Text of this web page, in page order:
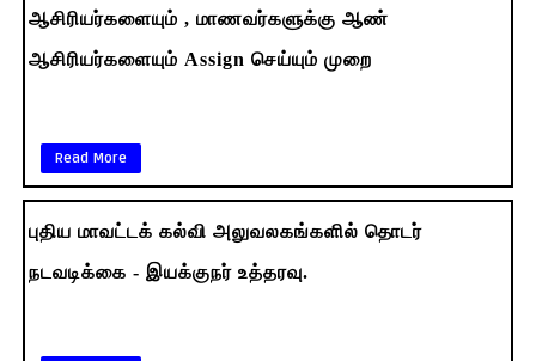
ஆசிரியர்களையும் , மாணவர்களுக்கு ஆண்
ஆசிரியர்களையும் Assign செய்யும் முறை
Read More
புதிய மாவட்டக் கல்வி அலுவலகங்களில் தொடர்
நடவடிக்கை - இயக்குநர் உத்தரவு.